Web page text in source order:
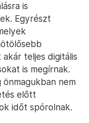
is
Egyrészt
teljes digitális
is megírnak.
nem
előtt
időt spórolnak.